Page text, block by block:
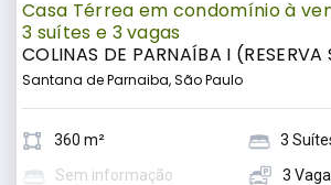
Casa Térrea em condomínio à
3 suítes e 3 vagas
COLINAS DE PARNAÍBA I
Santana de Parnaiba, São Paulo
360 m²
3
Sem informação
3